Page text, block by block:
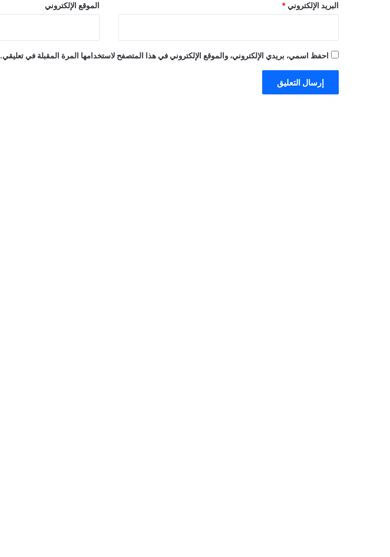
البريد الإلكتروني * الموقع الإلكتروني
احفظ اسمي، بريدي الإلكتروني، والموقع الإلكتروني في هذا المتصفح لاستخدامها المرة المقبلة في تعليقي.